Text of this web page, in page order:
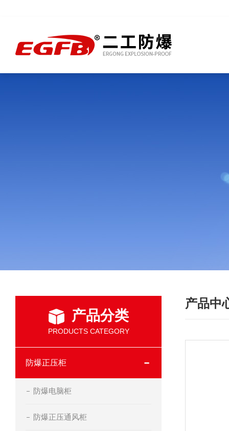
产品分类
PRODUCTS CATEGORY
防爆正压柜
防爆电脑柜
防爆正压通风柜
产品中